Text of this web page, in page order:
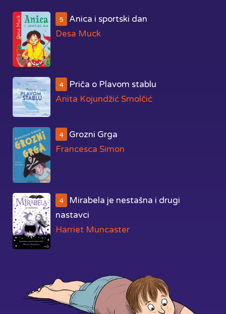
5
Anica i sportski dan
Desa Muck
4
Priča o Plavom stablu
Anita Kojundžić Smolčić
4
Grozni Grga
Francesca Simon
4
Mirabela je nestašna i drugi
nastavci
Harriet Muncaster